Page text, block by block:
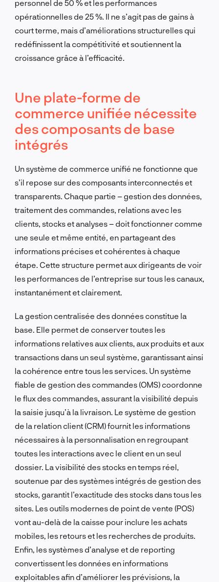
personnel de 50 % et les performances
opérationnelles de 25 %. Il ne s’agit pas de gains à
court terme, mais d’améliorations structurelles qui
redéfinissent la compétitivité et soutiennent la
croissance grâce à l’efficacité.
Une plate-forme de
commerce unifiée nécessite
des composants de base
intégrés
Un système de commerce unifié ne fonctionne que
s’il repose sur des composants interconnectés et
transparents. Chaque partie – gestion des données,
traitement des commandes, relations avec les
clients, stocks et analyses – doit fonctionner comme
une seule et même entité, en partageant des
informations précises et cohérentes à chaque
étape. Cette structure permet aux dirigeants de voir
les performances de l’entreprise sur tous les canaux,
instantanément et clairement.
La gestion centralisée des données constitue la
base. Elle permet de conserver toutes les
informations relatives aux clients, aux produits et aux
transactions dans un seul système, garantissant ainsi
la cohérence entre tous les services. Un système
fiable de gestion des commandes (OMS) coordonne
le flux des commandes, assurant la visibilité depuis
la saisie jusqu’à la livraison. Le système de gestion
de la relation client (CRM) fournit les informations
nécessaires à la personnalisation en regroupant
toutes les interactions avec le client en un seul
dossier. La visibilité des stocks en temps réel,
soutenue par des systèmes intégrés de gestion des
stocks, garantit l’exactitude des stocks dans tous les
sites. Les outils modernes de point de vente (POS)
vont au-delà de la caisse pour inclure les achats
mobiles, les retours et les recherches de produits.
Enfin, les systèmes d’analyse et de reporting
convertissent les données en informations
exploitables afin d’améliorer les prévisions, la